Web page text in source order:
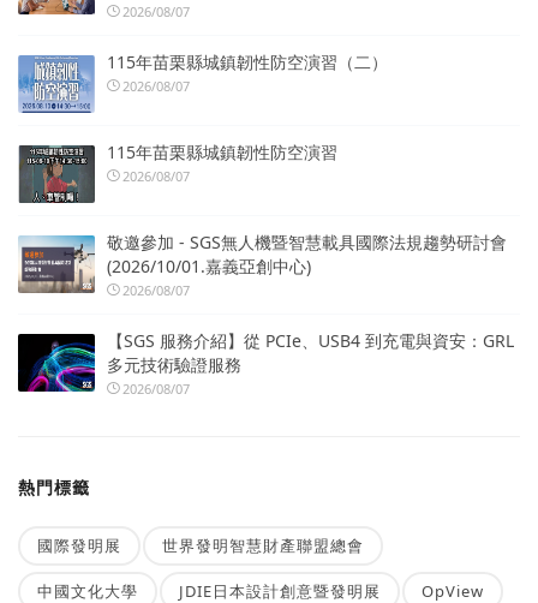
2026/08/07
115年苗栗縣城鎮韌性防空演習（二）
2026/08/07
115年苗栗縣城鎮韌性防空演習
2026/08/07
敬邀參加 - SGS無人機暨智慧載具國際法規趨勢研討會
(2026/10/01.嘉義亞創中心)
2026/08/07
【SGS 服務介紹】從 PCIe、USB4 到充電與資安：GRL
多元技術驗證服務
2026/08/07
熱門標籤
國際發明展 世界發明智慧財產聯盟總會
中國文化大學 JDIE日本設計創意暨發明展 OpView